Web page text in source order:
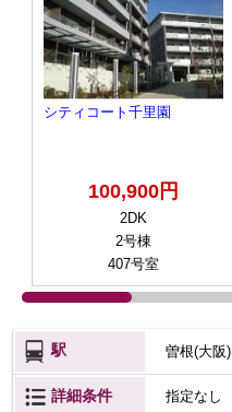
シティコート千里園
100,900円
2DK
2号棟
407号室
駅 曽根(大阪)
詳細条件 指定なし